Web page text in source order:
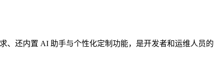
、还内置 AI 助手与个性化定制功能，是开发者和运维人员的